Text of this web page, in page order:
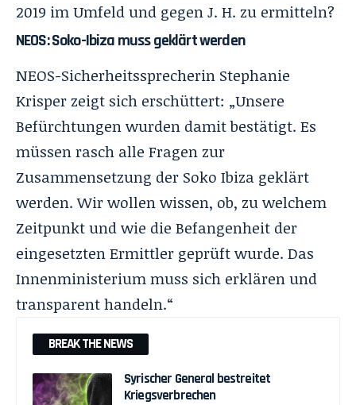
2019 im Umfeld und gegen J. H. zu ermitteln?
NEOS: Soko-Ibiza muss geklärt werden
NEOS-Sicherheitssprecherin Stephanie
Krisper zeigt sich erschüttert: „Unsere
Befürchtungen wurden damit bestätigt. Es
müssen rasch alle Fragen zur
Zusammensetzung der Soko Ibiza geklärt
werden. Wir wollen wissen, ob, zu welchem
Zeitpunkt und wie die Befangenheit der
eingesetzten Ermittler geprüft wurde. Das
Innenministerium muss sich erklären und
transparent handeln.“
BREAK THE NEWS
Syrischer General bestreitet
Kriegsverbrechen